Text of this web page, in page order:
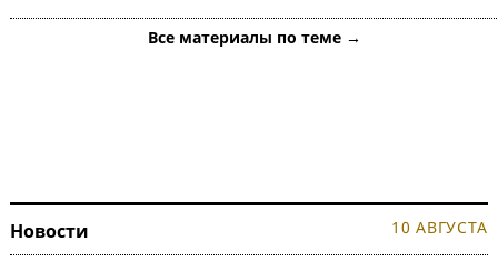
Все материалы по теме →
Новости 10 АВГУСТА